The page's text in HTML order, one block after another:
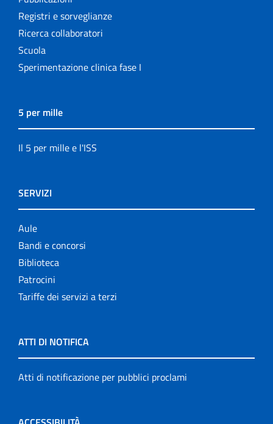
Registri e sorveglianze
Ricerca collaboratori
Scuola
Sperimentazione clinica fase I
5 per mille
Il 5 per mille e l'ISS
SERVIZI
Aule
Bandi e concorsi
Biblioteca
Patrocini
Tariffe dei servizi a terzi
ATTI DI NOTIFICA
Atti di notificazione per pubblici proclami